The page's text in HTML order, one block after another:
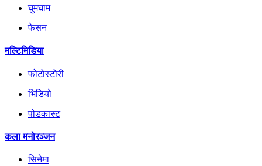
घुमघाम
फेसन
मल्टिमिडिया
फोटोस्टोरी
भिडियो
पोडकास्ट
कला मनोरञ्जन
सिनेमा